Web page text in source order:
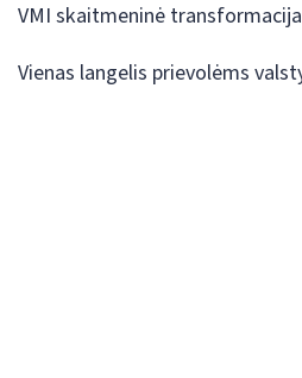
VMI skaitmeninė transformacija
Vienas langelis prievolėms